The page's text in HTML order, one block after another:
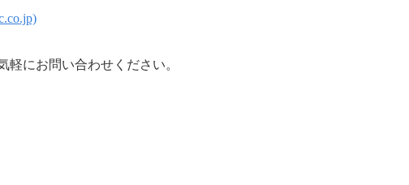
にお問い合わせください。